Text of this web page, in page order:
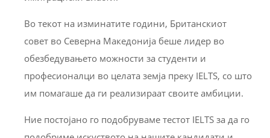
Во текот на изминатите години, Британскиот
совет во Северна Македонија беше лидер во
обезбедувањето можности за студенти и
професионалци во целата земја преку IELTS, со што
им помагаше да ги реализираат своите амбиции.
Ние постојано го подобруваме тестот IELTS за да го